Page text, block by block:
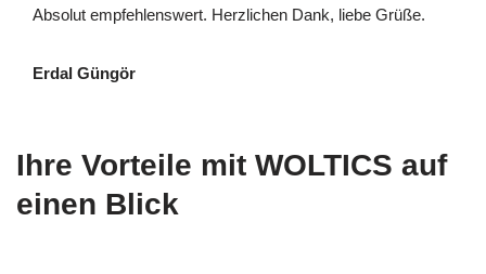
Absolut empfehlenswert. Herzlichen Dank, liebe Grüße.
Erdal Güngör
Ihre Vorteile mit WOLTICS auf
einen Blick